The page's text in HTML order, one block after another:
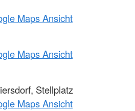
Maps Ansicht
Maps Ansicht
Stellplatz
Maps Ansicht